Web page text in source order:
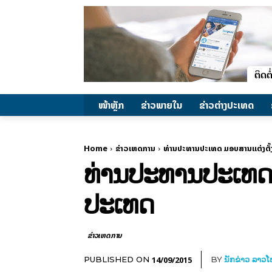
ໜ້າຫຼັກ ຂ່າວພາຍ​ໃນ ຂ່າວຕ່າງປະເທດ
Home ຂ່າວເຫດການ ທ່ານປະທານປະເທດ ມອບສານແຕ່ງ
ທ່ານປະທານປະເທ
ປະເທດ
ຂ່າວເຫດການ
PUBLISHED ON 14/09/2015 BYນັກຂ່າວ ລາວ